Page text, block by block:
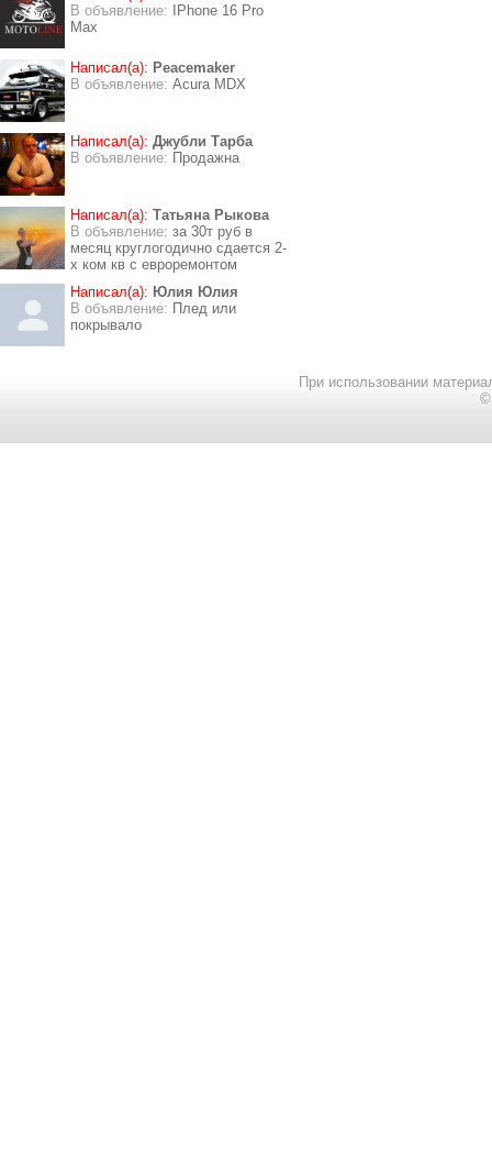
В объявление:
IPhone 16 Pro
Max
Написал(а): Peacemaker
В объявление: Acura MDX
Написал(а): Джубли Тарба
В объявление: Продажна
Написал(а): Татьяна Рыкова
В объявление: за 30т руб в
месяц круглогодично сдается 2-
х ком кв с евроремонтом
Написал(а): Юлия Юлия
В объявление: Плед или
покрывало
При использовании